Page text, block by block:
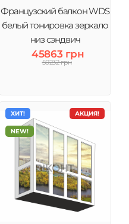
Французский балкон WDS
белый тонировка зеркало
низ сэндвич
45863 грн
50232 грн
АКЦИЯ!
ХИТ!
NEW!